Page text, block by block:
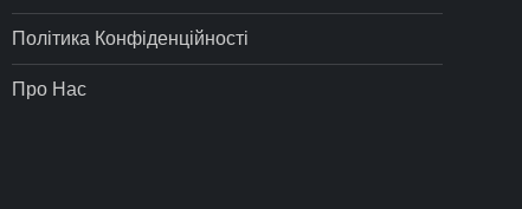
Політика Конфіденційності
Про Нас